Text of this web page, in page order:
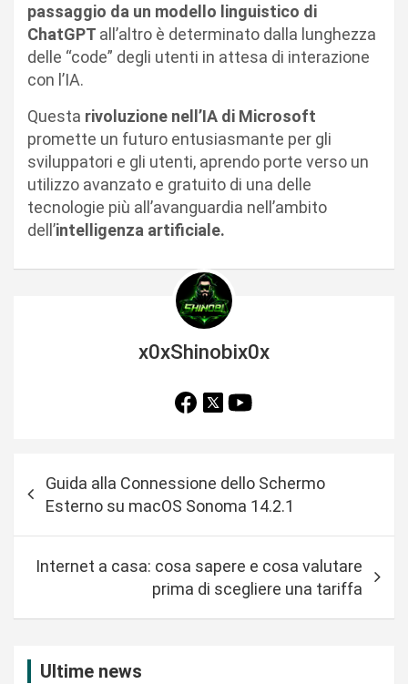
passaggio da un modello linguistico di
ChatGPT all’altro è determinato dalla lunghezza
delle “code” degli utenti in attesa di interazione
con l’IA.
Questa rivoluzione nell’IA di Microsoft
promette un futuro entusiasmante per gli
sviluppatori e gli utenti, aprendo porte verso un
utilizzo avanzato e gratuito di una delle
tecnologie più all’avanguardia nell’ambito
dell’intelligenza artificiale.
x0xShinobix0x
a
Guida alla Connessione dello Schermo
Esterno su macOS Sonoma 14.2.1
Internet a casa: cosa sapere e cosa valutare
prima di scegliere una tariffa
Ultime news